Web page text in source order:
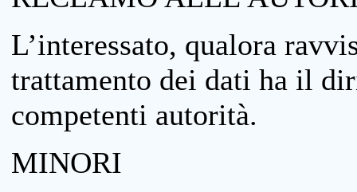
L’interessato, qualora
trattamento dei dati ha il
competenti autorità.
MINORI